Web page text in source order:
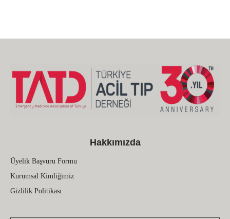
Hakkımızda
Üyelik Başvuru Formu
Kurumsal Kimliğimiz
Gizlilik Politikası